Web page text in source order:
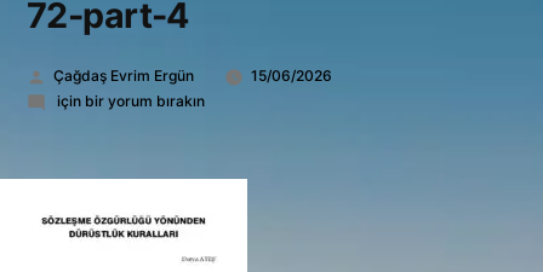
72-part-4
Gönderen:
Çağdaş Evrim Ergün
15/06/2026
72-
için bir yorum bırakın